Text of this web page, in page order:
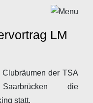
LM
der TSA
die
statt.